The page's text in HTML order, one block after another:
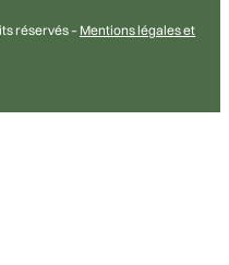
réservés – Mentions légales et